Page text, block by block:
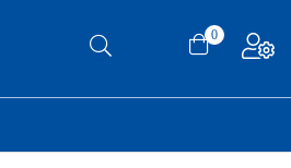
0